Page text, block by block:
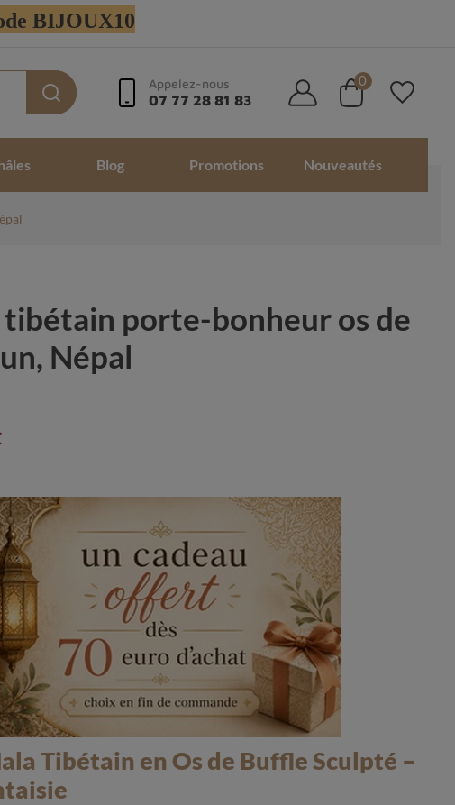
BIJOUX10
Appelez-nous
07 77 28 81 83
0
Blog Promotions Nouveautés
porte-bonheur os de
Népal
Tibétain en Os de Buffle Sculpté –